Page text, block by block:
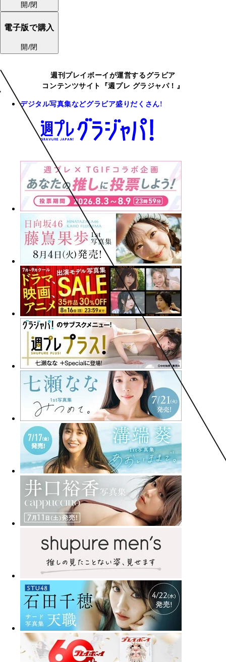
開/閉
電子版で購入
開/閉
週刊プレイボーイが運営するグラビア
コンテンツサイト『週プレ グラジャパ！』
デジタル写真集などグラビア盛りだくさん!